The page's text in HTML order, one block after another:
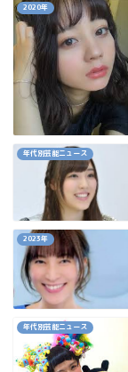
2020年
年代別芸能ニュース
2023年
年代別芸能ニュース